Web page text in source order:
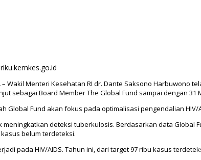
– Wakil Menteri Kesehatan RI dr. Dante Saksono Harbuwono
sebagai Board Member The Global Fund sampai dengan 31
Global Fund akan fokus pada optimalisasi pengendalian HIV/
deteksi tuberkulosis. Berdasarkan data Global
belum terdeteksi.
pada HIV/AIDS. Tahun ini, dari target 97 ribu kasus